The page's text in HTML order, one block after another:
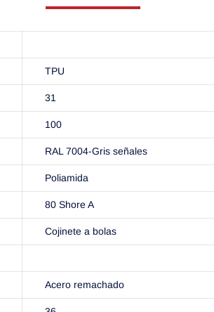
TPU
31
100
RAL 7004-Gris señales
Poliamida
80 Shore A
Cojinete a bolas
Acero remachado